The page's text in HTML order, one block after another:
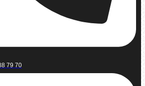
79 70